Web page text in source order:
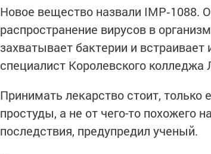
Новое вещество назвали IMP‐1088.
распространение вирусов в
захватывает бактерии и
специалист Королевского колледжа
Принимать лекарство стоит, только
простуды, а не от чего-то похожего
последствия, предупредил ученый.